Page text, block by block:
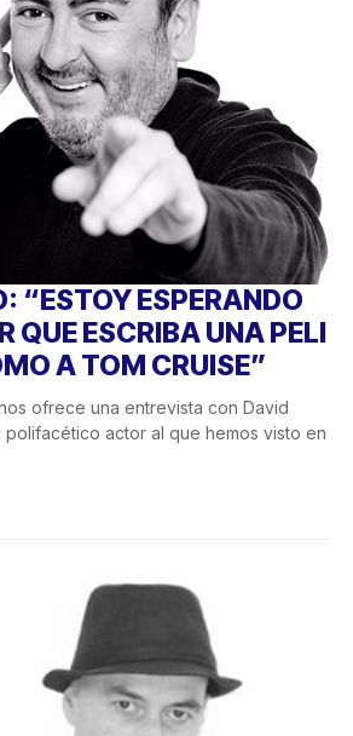
“ESTOY ESPERANDO
QUE ESCRIBA UNA PELI
A TOM CRUISE”
ofrece una entrevista con David
actor al que hemos visto en